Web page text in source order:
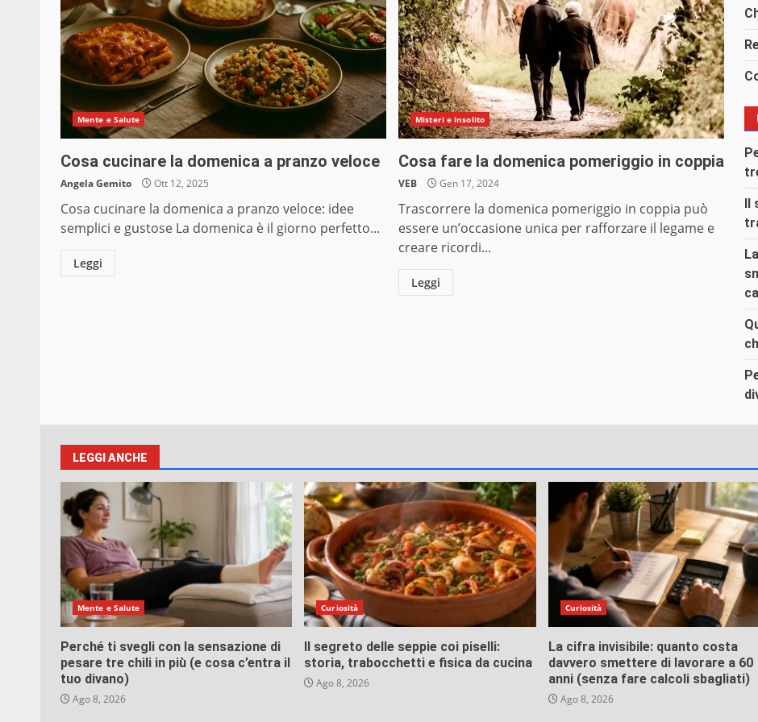
Mente e Salute
Cosa cucinare la domenica a pranzo veloce
Angela Gemito Ott 12, 2025
Cosa cucinare la domenica a pranzo veloce: idee
semplici e gustose La domenica è il giorno perfetto...
Leggi
Misteri e insolito
Cosa fare la domenica pomeriggio in coppia
VEB Gen 17, 2024
Trascorrere la domenica pomeriggio in coppia può
essere un’occasione unica per rafforzare il legame e
creare ricordi...
Leggi
Il
LEGGI ANCHE
Mente e Salute
Perché ti svegli con la sensazione di
pesare tre chili in più (e cosa c’entra il
tuo divano)
Ago 8, 2026
Curiosità
Il segreto delle seppie coi piselli:
storia, trabocchetti e fisica da cucina
Ago 8, 2026
Curiosità
La cifra invisibile: quanto costa
davvero smettere di lavorare a 60
anni (senza fare calcoli sbagliati)
Ago 8, 2026